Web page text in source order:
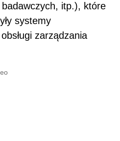
itp.), które
systemy
zarządzania